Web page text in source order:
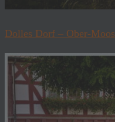
Dolles Dorf – Ober-Moos